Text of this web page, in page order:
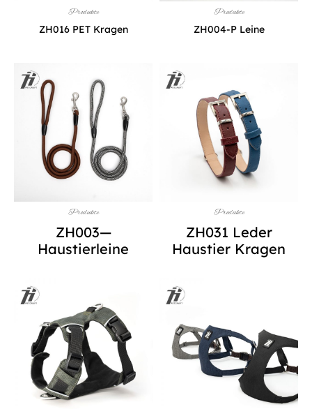
Produkte
ZH016 PET Kragen
Produkte
ZH004-P Leine
Produkte
ZH003—
Haustierleine
Produkte
ZH031 Leder
Haustier Kragen